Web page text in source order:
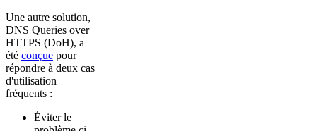
Une autre solution,
DNS Queries over
HTTPS (DoH), a
été conçue pour
répondre à deux cas
d'utilisation
fréquents :
Éviter le